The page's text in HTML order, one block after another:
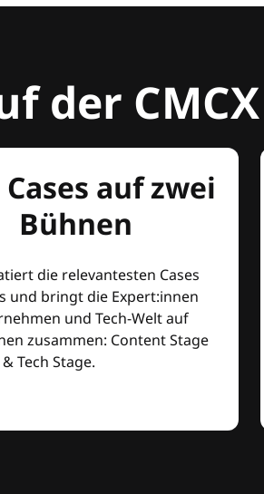
der CMCX
auf zwei
Bühnen
die relevantesten Cases
und bringt die Expert:innen
und Tech-Welt auf
zusammen: Content Stage
Tech Stage.